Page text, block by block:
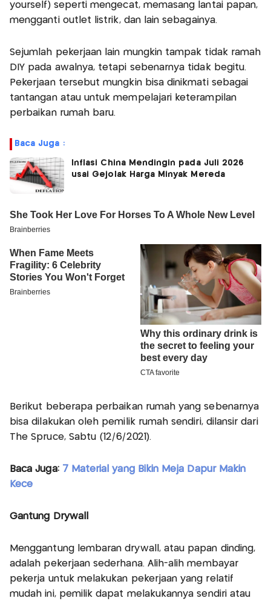
yourself) seperti mengecat, memasang lantai papan,
mengganti outlet listrik, dan lain sebagainya.
Sejumlah pekerjaan lain mungkin tampak tidak ramah
DIY pada awalnya, tetapi sebenarnya tidak begitu.
Pekerjaan tersebut mungkin bisa dinikmati sebagai
tantangan atau untuk mempelajari keterampilan
perbaikan rumah baru.
Baca Juga :
Inflasi China Mendingin pada Juli 2026
usai Gejolak Harga Minyak Mereda
Berikut beberapa perbaikan rumah yang sebenarnya
bisa dilakukan oleh pemilik rumah sendiri, dilansir dari
The Spruce, Sabtu (12/6/2021).
Baca Juga: 7 Material yang Bikin Meja Dapur Makin
Kece
Gantung Drywall
Menggantung lembaran drywall, atau papan dinding,
adalah pekerjaan sederhana. Alih-alih membayar
pekerja untuk melakukan pekerjaan yang relatif
mudah ini, pemilik dapat melakukannya sendiri atau